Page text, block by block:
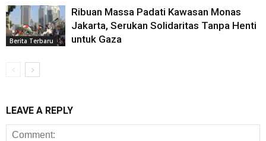
Berita Terbaru
Ribuan Massa Padati Kawasan Monas
Jakarta, Serukan Solidaritas Tanpa Henti
untuk Gaza
LEAVE A REPLY